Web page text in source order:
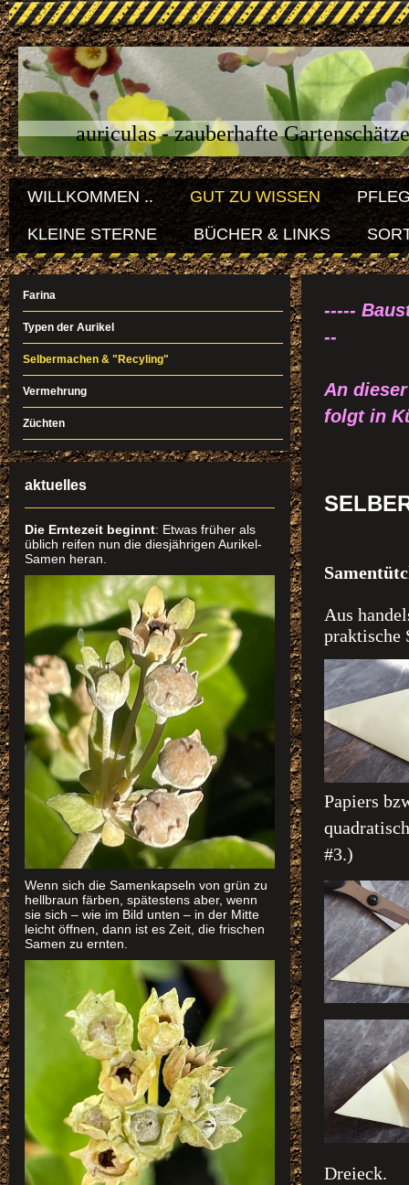
auriculas - zauberhafte Gartenschätze
WILLKOMMEN .. GUT ZU WISSEN
KLEINE STERNE BÜCHER & LINKS
-----
--
An
folgt in
Aus
praktische
Papiers
#3.)
Dreieck.
Farina
Typen der Aurikel
Selbermachen & "Recyling"
Vermehrung
Züchten
aktuelles
Die Erntezeit beginnt: Etwas früher als
üblich reifen nun die diesjährigen Aurikel-
Samen heran.
Wenn sich die Samenkapseln von grün zu
hellbraun färben, spätestens aber, wenn
sie sich – wie im Bild unten – in der Mitte
leicht öffnen, dann ist es Zeit, die frischen
Samen zu ernten.